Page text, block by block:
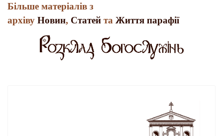
Більше матеріалів з
архіву Новин, Статей та Життя парафії